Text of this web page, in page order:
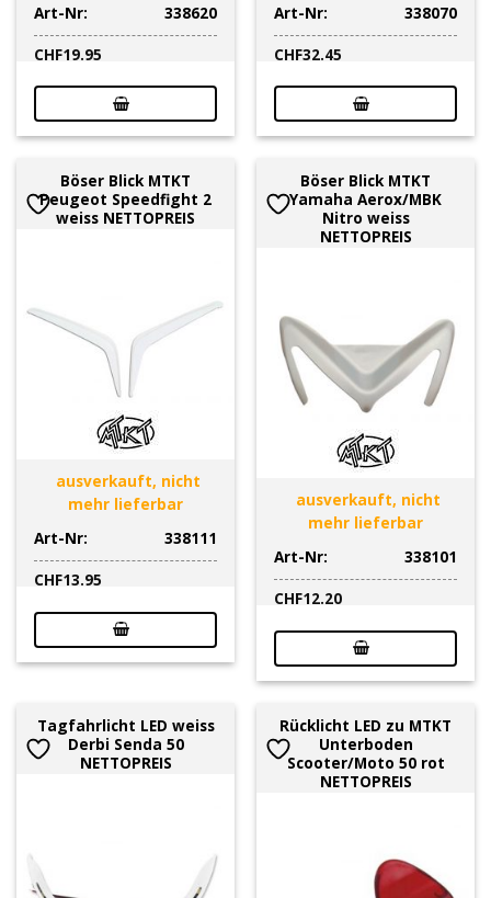
Art-Nr:
338620
CHF19.95
Art-Nr:
338070
CHF32.45
Böser Blick MTKT
Peugeot Speedfight 2
weiss NETTOPREIS
ausverkauft, nicht
mehr lieferbar
Art-Nr:
338111
CHF13.95
Böser Blick MTKT
Yamaha Aerox/MBK
Nitro weiss
NETTOPREIS
ausverkauft, nicht
mehr lieferbar
Art-Nr:
338101
CHF12.20
Tagfahrlicht LED weiss
Derbi Senda 50
NETTOPREIS
Rücklicht LED zu MTKT
Unterboden
Scooter/Moto 50 rot
NETTOPREIS